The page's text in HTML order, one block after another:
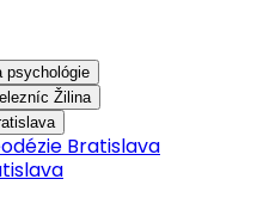
psychológie
Žilina
Bratislava